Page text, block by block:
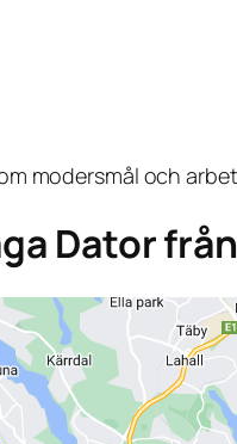
modersmål och
Dator